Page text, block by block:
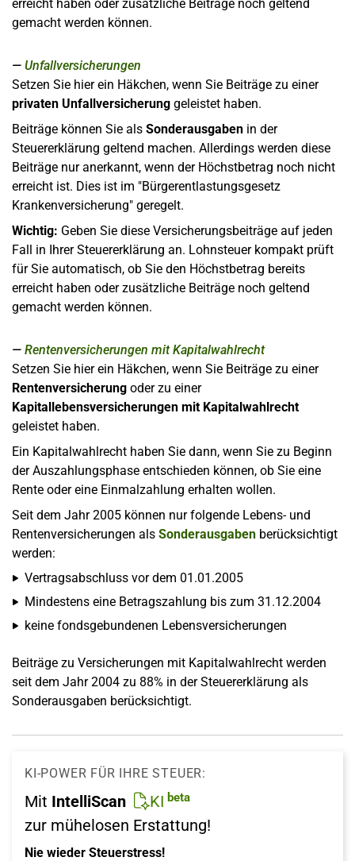
erreicht haben oder zusätzliche Beiträge noch geltend
gemacht werden können.
Unfallversicherungen
Setzen Sie hier ein Häkchen, wenn Sie Beiträge zu einer
privaten Unfallversicherung geleistet haben.
Beiträge können Sie als Sonderausgaben in der
Steuererklärung geltend machen. Allerdings werden diese
Beiträge nur anerkannt, wenn der Höchstbetrag noch nicht
erreicht ist. Dies ist im "Bürgerentlastungsgesetz
Krankenversicherung" geregelt.
Wichtig: Geben Sie diese Versicherungsbeiträge auf jeden
Fall in Ihrer Steuererklärung an. Lohnsteuer kompakt prüft
für Sie automatisch, ob Sie den Höchstbetrag bereits
erreicht haben oder zusätzliche Beiträge noch geltend
gemacht werden können.
Rentenversicherungen mit Kapitalwahlrecht
Setzen Sie hier ein Häkchen, wenn Sie Beiträge zu einer
Rentenversicherung oder zu einer
Kapitallebensversicherungen mit Kapitalwahlrecht
geleistet haben.
Ein Kapitalwahlrecht haben Sie dann, wenn Sie zu Beginn
der Auszahlungsphase entschieden können, ob Sie eine
Rente oder eine Einmalzahlung erhalten wollen.
Seit dem Jahr 2005 können nur folgende Lebens- und
Rentenversicherungen als Sonderausgaben berücksichtigt
werden:
Vertragsabschluss vor dem 01.01.2005
Mindestens eine Betragszahlung bis zum 31.12.2004
keine fondsgebundenen Lebensversicherungen
Beiträge zu Versicherungen mit Kapitalwahlrecht werden
seit dem Jahr 2004 zu 88% in der Steuererklärung als
Sonderausgaben berücksichtigt.
KI-POWER FÜR IHRE STEUER:
Mit IntelliScan KI beta
zur mühelosen Erstattung!
Nie wieder Steuerstress!